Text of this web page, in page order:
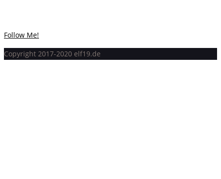
Follow Me!
Copyright 2017-2020 elf19.de